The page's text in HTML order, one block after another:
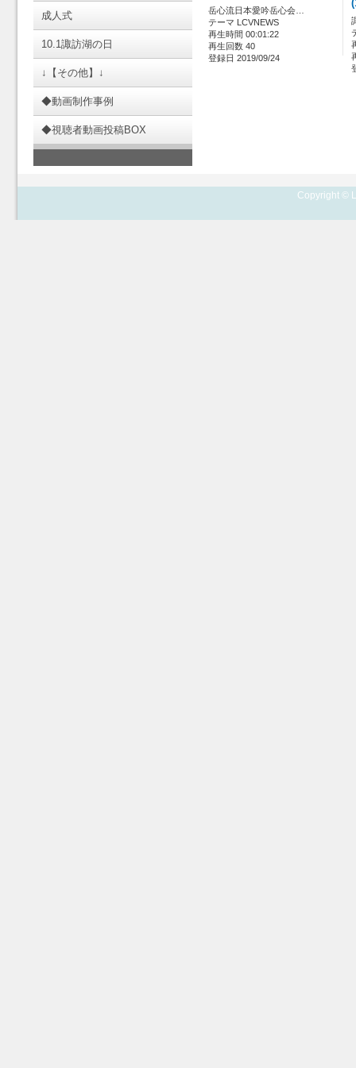
成人式
10.1諏訪湖の日
↓【その他】↓
◆動画制作事例
◆視聴者動画投稿BOX
岳心流日本愛吟岳心会…
テーマ LCVNEWS
再生時間 00:01:22
再生回数 40
登録日 2019/09/24
Copyright ©